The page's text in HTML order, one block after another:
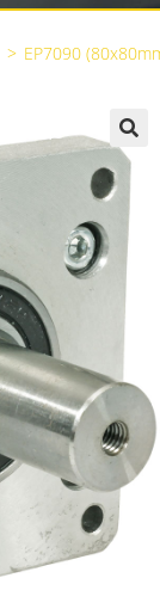
> EP7090
🔍